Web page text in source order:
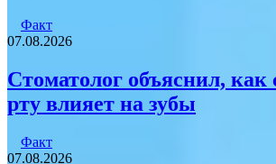
Факт
07.08.2026
Стоматолог объяснил, как
рту влияет на зубы
Факт
07.08.2026